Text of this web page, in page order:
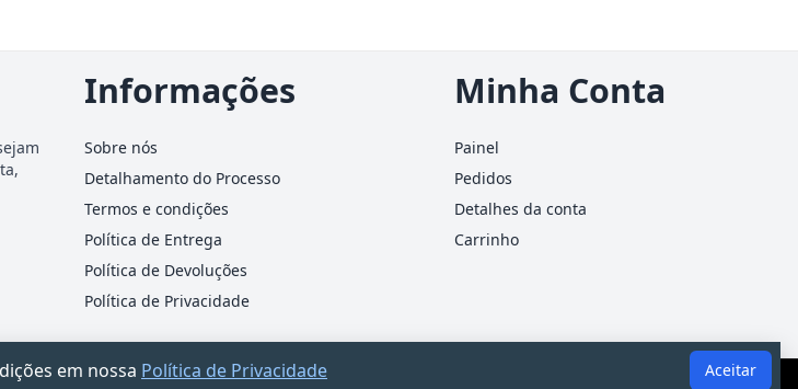
Informações
Sobre nós
Detalhamento do Processo
Termos e condições
Política de Entrega
Política de Devoluções
Política de Privacidade
Minha Conta
Painel
Pedidos
Detalhes da conta
Carrinho
em nossa Política de Privacidade Aceitar